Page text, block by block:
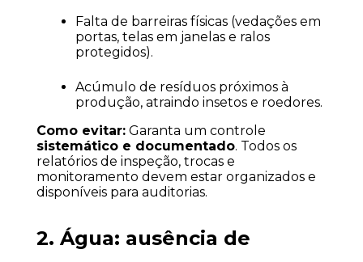
Falta de barreiras físicas (vedações em
portas, telas em janelas e ralos
protegidos).
Acúmulo de resíduos próximos à
produção, atraindo insetos e roedores.
Como evitar:
sistemático e documentado. Todos os
relatórios de inspeção, trocas e
monitoramento devem estar organizados e
disponíveis para auditorias.
2. Água: ausência de